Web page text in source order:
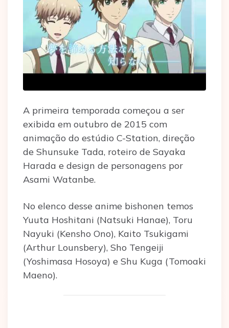
A primeira temporada começou a ser
exibida em outubro de 2015 com
animação do estúdio C-Station, direção
de Shunsuke Tada, roteiro de Sayaka
Harada e design de personagens por
Asami Watanbe.
No elenco desse anime bishonen temos
Yuuta Hoshitani (Natsuki Hanae), Toru
Nayuki (Kensho Ono), Kaito Tsukigami
(Arthur Lounsbery), Sho Tengeiji
(Yoshimasa Hosoya) e Shu Kuga (Tomoaki
Maeno).